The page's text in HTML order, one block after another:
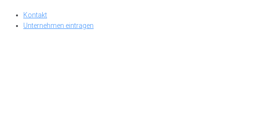
Kontakt
Unternehmen eintragen